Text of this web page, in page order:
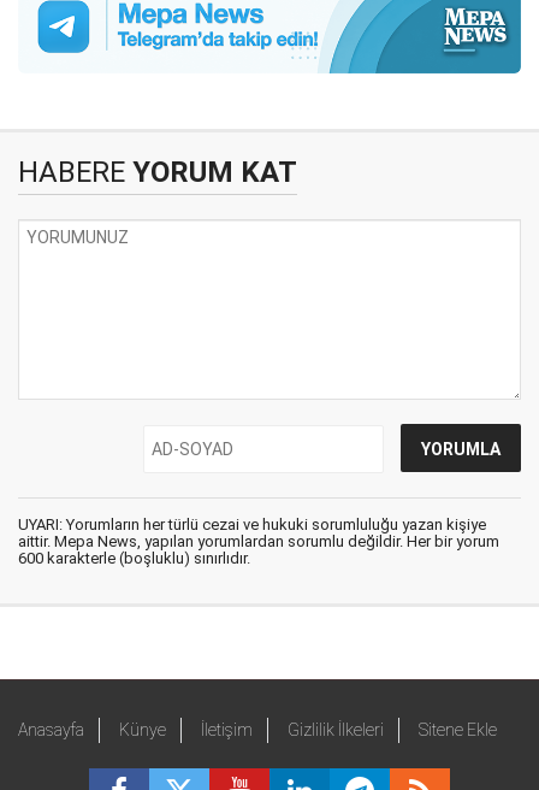
HABERE YORUM KAT
UYARI: Yorumların her türlü cezai ve hukuki sorumluluğu yazan kişiye
aittir. Mepa News, yapılan yorumlardan sorumlu değildir. Her bir yorum
600 karakterle (boşluklu) sınırlıdır.
Anasayfa Künye İletişim Gizlilik İlkeleri Sitene Ekle